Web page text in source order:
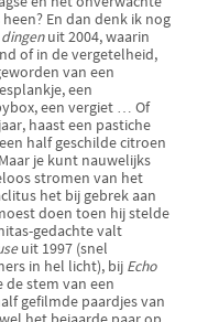
En dan denk ik nog
uit 2004, waarin
of in de vergetelheid,
van een
een
een vergiet … Of
haast een pastiche
half geschilde citroen
je kunt nauwelijks
stromen van het
het bij gebrek aan
doen toen hij stelde
gedachte valt
uit 1997 (snel
in hel licht), bij Echo
de stem van een
gefilmde paardjes van